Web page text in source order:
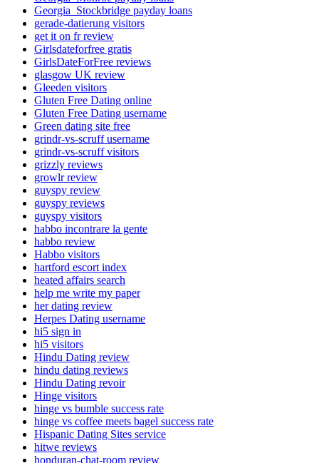
Georgia_Stockbridge payday loans
gerade-datierung visitors
get it on fr review
Girlsdateforfree gratis
GirlsDateForFree reviews
glasgow UK review
Gleeden visitors
Gluten Free Dating online
Gluten Free Dating username
Green dating site free
grindr-vs-scruff username
grindr-vs-scruff visitors
grizzly reviews
growlr review
guyspy review
guyspy reviews
guyspy visitors
habbo incontrare la gente
habbo review
Habbo visitors
hartford escort index
heated affairs search
help me write my paper
her dating review
Herpes Dating username
hi5 sign in
hi5 visitors
Hindu Dating review
hindu dating reviews
Hindu Dating revoir
Hinge visitors
hinge vs bumble success rate
hinge vs coffee meets bagel success rate
Hispanic Dating Sites service
hitwe reviews
honduran-chat-room review